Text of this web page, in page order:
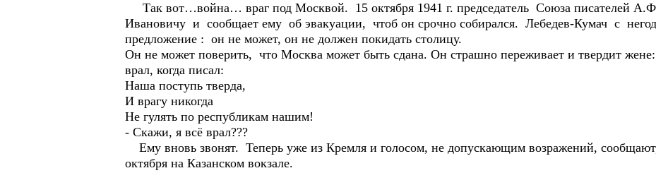
Так вот…война… враг под Москвой. 15 октября 1941 г. председатель Союза писателей
Ивановичу и сообщает ему об эвакуации, чтоб он срочно собирался. Лебедев-Кумач с
предложение : он не может, он не должен покидать столицу.
Он не может поверить, что Москва может быть сдана. Он страшно переживает и твердит
врал, когда писал:
Наша поступь тверда,
И врагу никогда
Не гулять по республикам нашим!
- Скажи, я всё врал???
Ему вновь звонят. Теперь уже из Кремля и голосом, не допускающим возражений,
октября на Казанском вокзале.